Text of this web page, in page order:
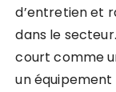
d’entretien et
dans le
court comme
un